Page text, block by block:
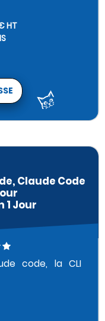
HT
Claude Code
1 Jour
code, la CLI